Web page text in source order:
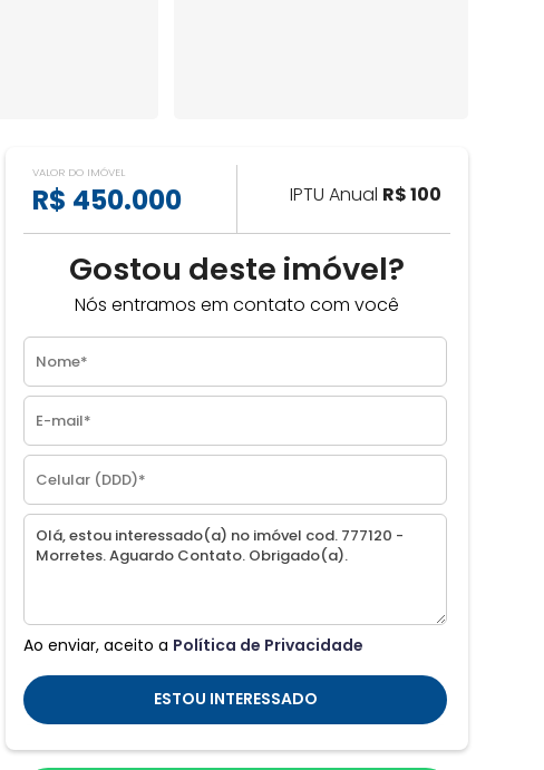
VALOR DO IMÓVEL
R$ 450.000 IPTU Anual R$ 100
Gostou deste imóvel?
Nós entramos em contato com você
Ao enviar, aceito a Política de Privacidade
ESTOU INTERESSADO